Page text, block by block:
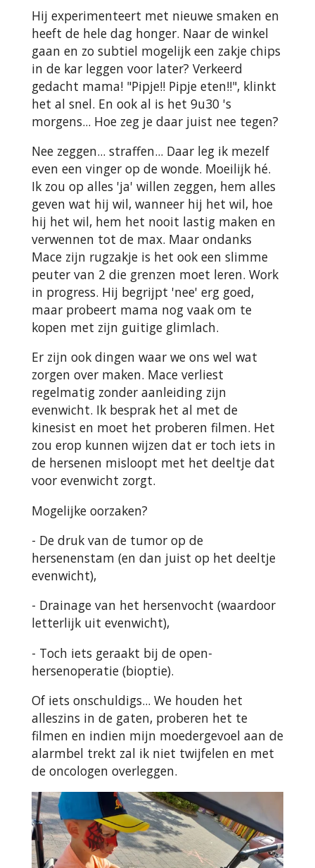
Hij experimenteert met nieuwe smaken en
heeft de hele dag honger. Naar de winkel
gaan en zo subtiel mogelijk een zakje chips
in de kar leggen voor later? Verkeerd
gedacht mama! "Pipje!! Pipje eten!!", klinkt
het al snel. En ook al is het 9u30 's
morgens... Hoe zeg je daar juist nee tegen?
Nee zeggen... straffen... Daar leg ik mezelf
even een vinger op de wonde. Moeilijk hé.
Ik zou op alles 'ja' willen zeggen, hem alles
geven wat hij wil, wanneer hij het wil, hoe
hij het wil, hem het nooit lastig maken en
verwennen tot de max. Maar ondanks
Mace zijn rugzakje is het ook een slimme
peuter van 2 die grenzen moet leren. Work
in progress. Hij begrijpt 'nee' erg goed,
maar probeert mama nog vaak om te
kopen met zijn guitige glimlach.
Er zijn ook dingen waar we ons wel wat
zorgen over maken. Mace verliest
regelmatig zonder aanleiding zijn
evenwicht. Ik besprak het al met de
kinesist en moet het proberen filmen. Het
zou erop kunnen wijzen dat er toch iets in
de hersenen misloopt met het deeltje dat
voor evenwicht zorgt.
Mogelijke oorzaken?
- De druk van de tumor op de
hersenenstam (en dan juist op het deeltje
evenwicht),
- Drainage van het hersenvocht (waardoor
letterlijk uit evenwicht),
- Toch iets geraakt bij de open-
hersenoperatie (bioptie).
Of iets onschuldigs... We houden het
alleszins in de gaten, proberen het te
filmen en indien mijn moedergevoel aan de
alarmbel trekt zal ik niet twijfelen en met
de oncologen overleggen.